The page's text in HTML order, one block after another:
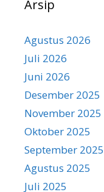
Arsip
Agustus 2026
Juli 2026
Juni 2026
Desember 2025
November 2025
Oktober 2025
September 2025
Agustus 2025
Juli 2025